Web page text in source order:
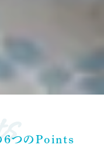
6つのPoints